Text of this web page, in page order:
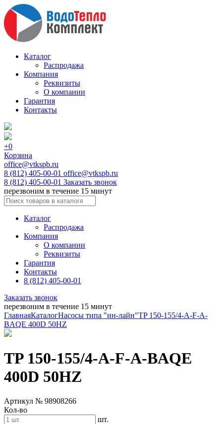
Каталог
Распродажа
Компания
Реквизиты
О компании
Гарантия
Контакты
+0
Корзина
office@vtkspb.ru
8 (812) 405-00-01 office@vtkspb.ru
8 (812) 405-00-01 Заказать звонок
перезвоним в течение 15 минут
Каталог
Распродажа
Компания
О компании
Реквизиты
Гарантия
Контакты
8 (812) 405-00-01
Заказать звонок
перезвоним в течение 15 минут
ГлавнаяКаталогНасосы типа "ин-лайн"TP 150-155/4-A-F-A-
BAQE 400D 50HZ
TP 150-155/4-A-F-A-BAQE
400D 50HZ
Артикул № 98908266
Кол-во
шт.